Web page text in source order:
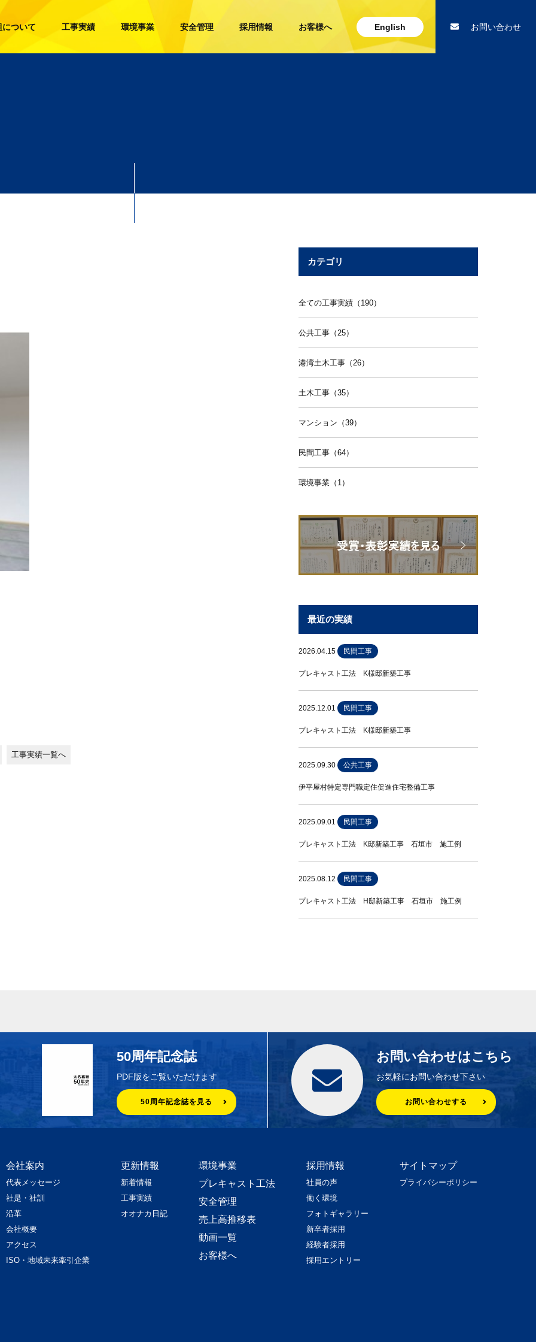
ついて 工事実績 環境事業 安全管理 採用情報 お客様へ English お問い合わせ
工事実績一覧へ
カテゴリ
全ての工事実績（190）
公共工事（25）
港湾土木工事（26）
土木工事（35）
マンション（39）
民間工事（64）
環境事業（1）
最近の実績
2026.04.15 民間工事
プレキャスト工法 K様邸新築工事
2025.12.01 民間工事
プレキャスト工法 K様邸新築工事
2025.09.30 公共工事
伊平屋村特定専門職定住促進住宅整備工事
2025.09.01 民間工事
プレキャスト工法 K邸新築工事 石垣市 施工例
2025.08.12 民間工事
プレキャスト工法 H邸新築工事 石垣市 施工例
50周年記念誌
PDF版をご覧いただけます
50周年記念誌を見る
お問い合わせはこちら
お気軽にお問い合わせ下さい
お問い合わせする
会社案内
代表メッセージ
社是・社訓
沿革
会社概要
アクセス
ISO・地域未来牽引企業
更新情報
新着情報
工事実績
オオナカ日記
環境事業
プレキャスト工法
安全管理
売上高推移表
動画一覧
お客様へ
採用情報
社員の声
働く環境
フォトギャラリー
新卒者採用
経験者採用
採用エントリー
サイトマップ
プライバシーポリシー